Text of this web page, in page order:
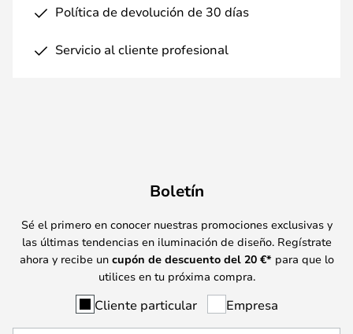
Política de devolución de 30 días
Servicio al cliente profesional
Boletín
Sé el primero en conocer nuestras promociones exclusivas y
las últimas tendencias en iluminación de diseño. Regístrate
ahora y recibe un cupón de descuento del 20 €* para que lo
utilices en tu próxima compra.
Cliente particular Empresa